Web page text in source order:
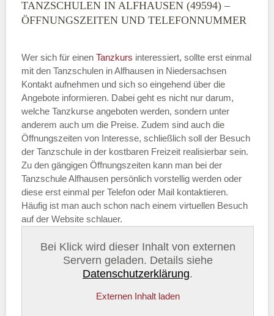
TANZSCHULEN IN ALFHAUSEN (49594) –
ÖFFNUNGSZEITEN UND TELEFONNUMMER
Wer sich für einen Tanzkurs interessiert, sollte erst einmal
mit den Tanzschulen in Alfhausen in Niedersachsen
Kontakt aufnehmen und sich so eingehend über die
Angebote informieren. Dabei geht es nicht nur darum,
welche Tanzkurse angeboten werden, sondern unter
anderem auch um die Preise. Zudem sind auch die
Öffnungszeiten von Interesse, schließlich soll der Besuch
der Tanzschule in der kostbaren Freizeit realisierbar sein.
Zu den gängigen Öffnungszeiten kann man bei der
Tanzschule Alfhausen persönlich vorstellig werden oder
diese erst einmal per Telefon oder Mail kontaktieren.
Häufig ist man auch schon nach einem virtuellen Besuch
auf der Website schlauer.
Bei Klick wird dieser Inhalt von externen
Servern geladen. Details siehe
Datenschutzerklärung.
Externen Inhalt laden